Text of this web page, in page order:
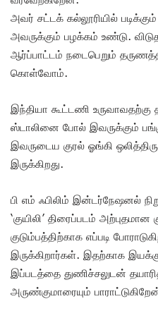
அவர் சட்டக் கல்லூரியில்
அவருக்கும் பழக்கம் உண்டு.
ஆர்ப்பாட்டம் நடைபெறும்
கொள்வோம்.
இந்தியா கூட்டணி உருவாவதற்கு
ஸ்டாலினை போல் இவருக்கும்
இவருடைய குரல் ஓங்கி
இருக்கிறது.
பி எம் ஃபிலிம் இன்டர்நேஷனல்
‘குயிலி’ திரைப்படம்
குடும்பத்திற்காக எப்படி
இருக்கிறார்கள். இதற்காக
இப்படத்தை துணிச்சலுடன்
அருண்குமாரையும்